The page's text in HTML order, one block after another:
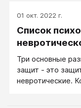
01 окт. 2022 г.
Список
Три основные
защит - это
невротические.